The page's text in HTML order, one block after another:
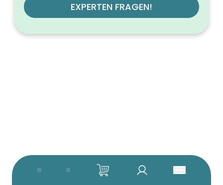
EXPERTEN FRAGEN!